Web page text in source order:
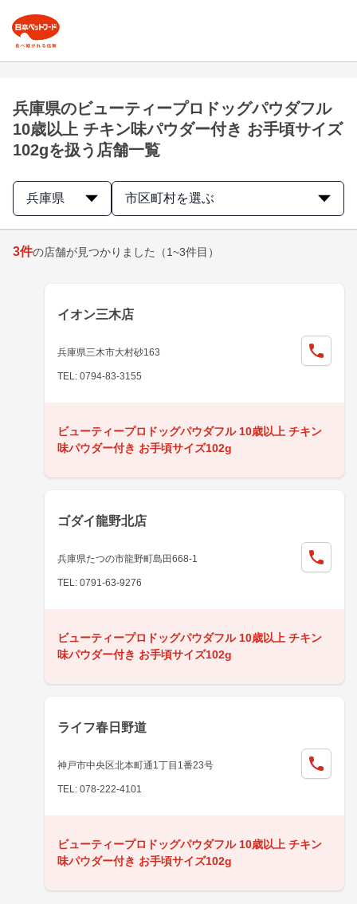
兵庫県のビューティープロドッグパウダフル
10歳以上 チキン味パウダー付き お手頃サイズ
102gを扱う店舗一覧
兵庫県 市区町村を選ぶ
3件の店舗が見つかりました （1~3件目）
イオン三木店
兵庫県三木市大村砂163
TEL: 0794-83-3155
ビューティープロドッグパウダフル 10歳以上 チキン
味パウダー付き お手頃サイズ102g
ゴダイ龍野北店
兵庫県たつの市龍野町島田668-1
TEL: 0791-63-9276
ビューティープロドッグパウダフル 10歳以上 チキン
味パウダー付き お手頃サイズ102g
ライフ春日野道
神戸市中央区北本町通1丁目1番23号
TEL: 078-222-4101
ビューティープロドッグパウダフル 10歳以上 チキン
味パウダー付き お手頃サイズ102g